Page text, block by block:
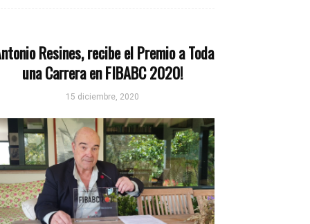
Resines, recibe el Premio a Toda
una Carrera en FIBABC 2020!
15 diciembre, 2020